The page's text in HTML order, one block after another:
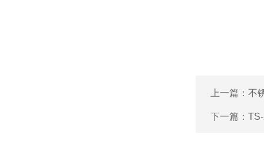
上一篇： 不
下一篇：